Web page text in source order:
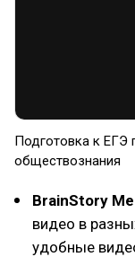
Подготовка к
обществознания
BrainStory Me
видео в
удобные